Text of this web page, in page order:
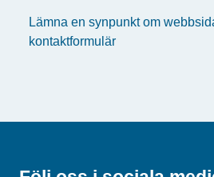
Lämna en synpunkt om
kontaktformulär